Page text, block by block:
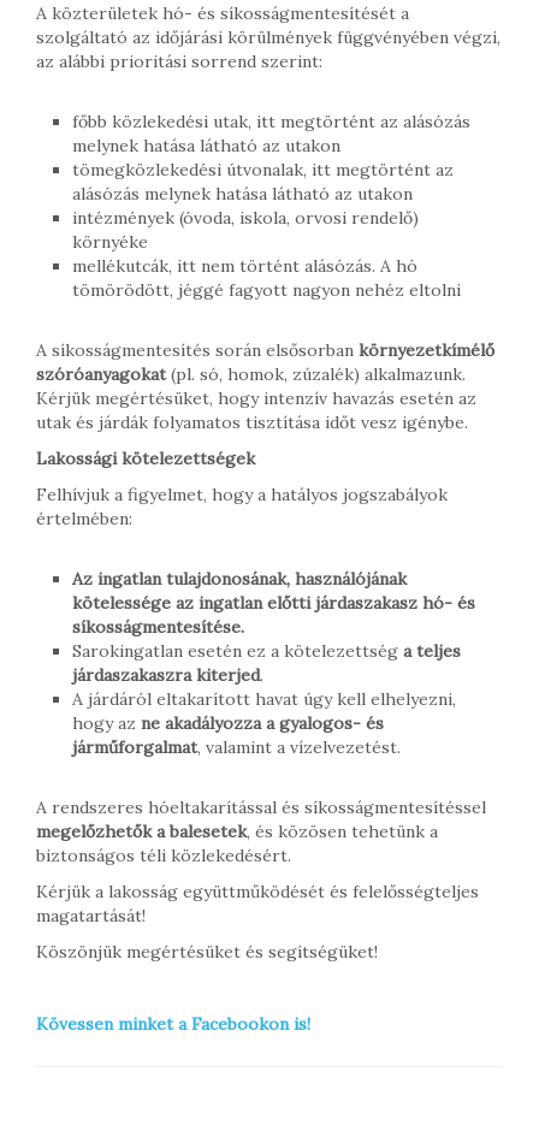
A közterületek hó- és síkosságmentesítését a
szolgáltató az időjárási körülmények függvényében végzi,
az alábbi prioritási sorrend szerint:
főbb közlekedési utak, itt megtörtént az alásózás
melynek hatása látható az utakon
tömegközlekedési útvonalak, itt megtörtént az
alásózás melynek hatása látható az utakon
intézmények (óvoda, iskola, orvosi rendelő)
környéke
mellékutcák, itt nem történt alásózás. A hó
tömörödött, jéggé fagyott nagyon nehéz eltolni
A síkosságmentesítés során elsősorban környezetkímélő
szóróanyagokat(pl. só, homok, zúzalék) alkalmazunk.
Kérjük megértésüket, hogy intenzív havazás esetén az
utak és járdák folyamatos tisztítása időt vesz igénybe.
Lakossági kötelezettségek
Felhívjuk a figyelmet, hogy a hatályos jogszabályok
értelmében:
Az ingatlan tulajdonosának, használójának
kötelessége az ingatlan előtti járdaszakasz hó- és
síkosságmentesítése.
Sarokingatlan esetén ez a kötelezettség a teljes
járdaszakaszra kiterjed.
A járdáról eltakarított havat úgy kell elhelyezni,
hogy az ne akadályozza a gyalogos- és
járműforgalmat, valamint a vízelvezetést.
A rendszeres hóeltakarítással és síkosságmentesítéssel
megelőzhetők a balesetek, és közösen tehetünk a
biztonságos téli közlekedésért.
Kérjük a lakosság együttműködését és felelősségteljes
magatartását!
Köszönjük megértésüket és segítségüket!
Kövessen minket a Facebookon is!